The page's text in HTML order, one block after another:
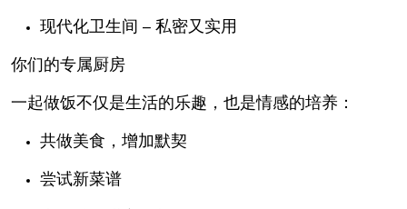
现代化卫生间 – 私密又实用
你们的专属厨房
一起做饭不仅是生活的乐趣，也是情感的培养：
共做美食，增加默契
尝试新菜谱